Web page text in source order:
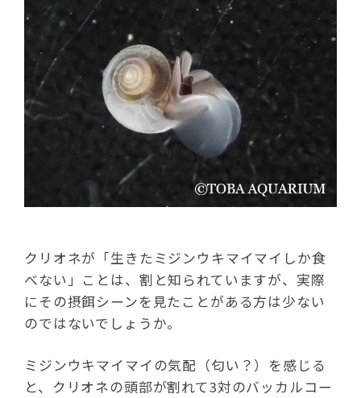
クリオネが「生きたミジンウキマイマイしか食
べない」ことは、割と知られていますが、実際
にその摂餌シーンを見たことがある方は少ない
のではないでしょうか。
ミジンウキマイマイの気配（匂い？）を感じる
と、クリオネの頭部が割れて3対のバッカルコー